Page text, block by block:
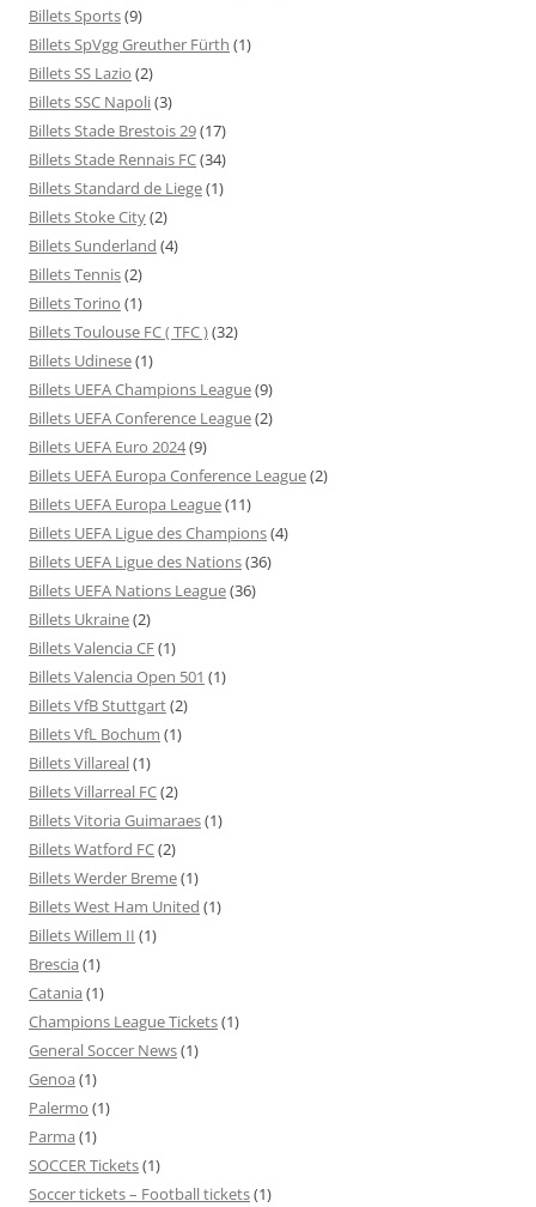
Billets Sports(9)
Billets SpVgg Greuther Fürth (1)
Billets SS Lazio (2)
Billets SSC Napoli(3)
Billets Stade Brestois 29(17)
Billets Stade Rennais FC(34)
Billets Standard de Liege(1)
Billets Stoke City(2)
Billets Sunderland (4)
Billets Tennis(2)
Billets Torino (1)
Billets Toulouse FC ( TFC )(32)
Billets Udinese(1)
Billets UEFA Champions League(9)
Billets UEFA Conference League(2)
Billets UEFA Euro 2024(9)
Billets UEFA Europa Conference League(2)
Billets UEFA Europa League(11)
Billets UEFA Ligue des Champions(4)
Billets UEFA Ligue des Nations(36)
Billets UEFA Nations League(36)
Billets Ukraine(2)
Billets Valencia CF(1)
Billets Valencia Open 501 (1)
Billets VfB Stuttgart(2)
Billets VfL Bochum (1)
Billets Villareal(1)
Billets Villarreal FC(2)
Billets Vitoria Guimaraes(1)
Billets Watford FC(2)
Billets Werder Breme(1)
Billets West Ham United (1)
Billets Willem II (1)
Brescia (1)
Catania (1)
Champions League Tickets(1)
General Soccer News(1)
Genoa (1)
Palermo (1)
Parma (1)
SOCCER Tickets(1)
Soccer tickets – Football tickets(1)